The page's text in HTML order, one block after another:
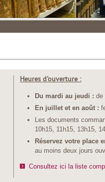
Heures d'ouverture :
Du mardi au jeudi : de
En juillet et en août :
Les documents
10h15, 11h15, 13h15,
Réservez votre place
au moins deux jours
Consultez ici la liste